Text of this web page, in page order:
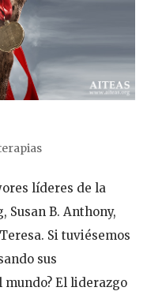
líderes de la
B. Anthony,
Si tuviésemos
sus
El liderazgo